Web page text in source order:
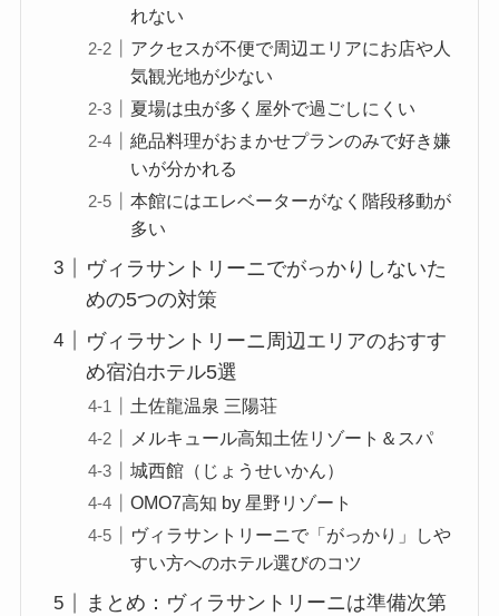
れない
アクセスが不便で周辺エリアにお店や人
気観光地が少ない
夏場は虫が多く屋外で過ごしにくい
絶品料理がおまかせプランのみで好き嫌
いが分かれる
本館にはエレベーターがなく階段移動が
多い
ヴィラサントリーニでがっかりしないた
めの5つの対策
ヴィラサントリーニ周辺エリアのおすす
め宿泊ホテル5選
土佐龍温泉 三陽荘
メルキュール高知土佐リゾート＆スパ
城西館（じょうせいかん）
OMO7高知 by 星野リゾート
ヴィラサントリーニで「がっかり」しや
すい方へのホテル選びのコツ
まとめ：ヴィラサントリーニは準備次第